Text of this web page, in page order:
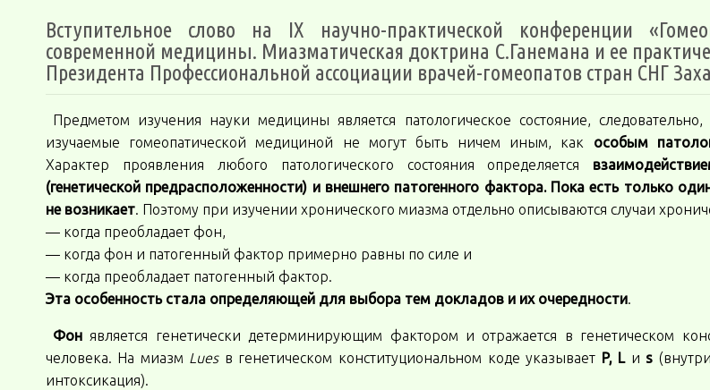
Вступительное слово на IX научно-практической конференции
современной медицины. Миазматическая доктрина С.Ганемана и ее
Президента Профессиональной ассоциации врачей-гомеопатов стран СНГ
Предметом изучения науки медицины является патологическое состояние,
изучаемые гомеопатической медициной не могут быть ничем иным, как особым
Характер проявления любого патологического состояния определяется
(генетической предрасположенности) и внешнего патогенного фактора. Пока есть только
не возникает. Поэтому при изучении хронического миазма отдельно описываются случаи
— когда преобладает фон,
— когда фон и патогенный фактор примерно равны по силе и
— когда преобладает патогенный фактор.
Эта особенность стала определяющей для выбора тем докладов и их очередности.
Фонявляется генетически детерминирующим фактором и отражается в генетическом
человека. На миазм Luesв генетическом конституциональном коде указывает P, L и s
интоксикация).